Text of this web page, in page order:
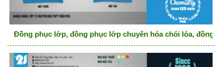
Đồng phục lớp, đồng phục lớp chuyên hóa chói lóa, đồng